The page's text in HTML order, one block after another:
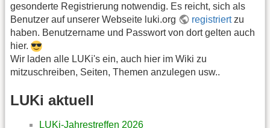
gesonderte Registrierung notwendig. Es reicht, sich als
Benutzer auf unserer Webseite luki.org
registriertzu
haben. Benutzername und Passwort von dort gelten auch
hier.
Wir laden alle LUKi's ein, auch hier im Wiki zu
mitzuschreiben, Seiten, Themen anzulegen usw..
LUKi aktuell
LUKi-Jahrestreffen 2026